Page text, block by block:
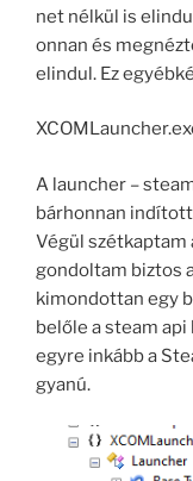
net nélkül is
onnan és
elindul. Ez
A launcher –
bárhonnan
Végül szétkaptam
gondoltam biztos
kimondottan egy
belőle a steam
egyre inkább a
gyanú.